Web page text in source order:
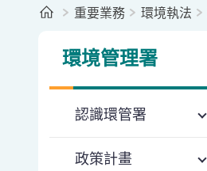
首頁重要業務 環境執法
環境管理署
認識環管署
政策計畫